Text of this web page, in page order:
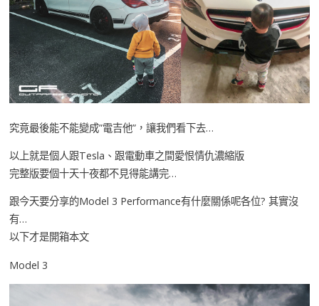
究竟最後能不能變成”電吉他”，讓我們看下去…
以上就是個人跟Tesla、跟電動車之間愛恨情仇濃縮版
完整版要個十天十夜都不見得能講完…
跟今天要分享的Model 3 Performance有什麼關係呢各位? 其實沒
有…
以下才是開箱本文
Model 3